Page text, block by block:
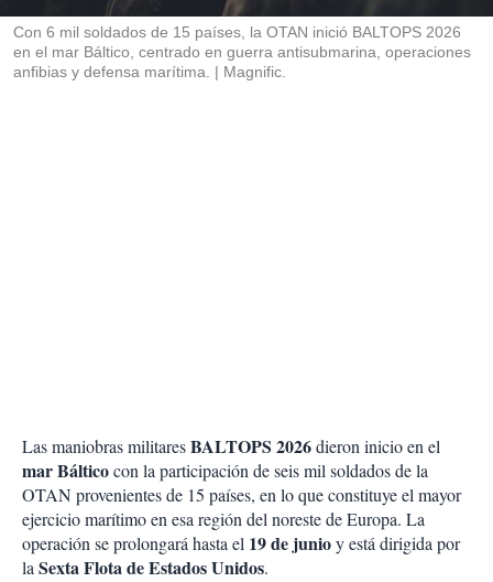
Con 6 mil soldados de 15 países, la OTAN inició BALTOPS 2026
en el mar Báltico, centrado en guerra antisubmarina, operaciones
anfibias y defensa marítima.
Magnific.
Las maniobras militaresBALTOPS 2026dieron inicio en el
mar Bálticocon la participación de seis mil soldados de la
OTAN provenientes de 15 países, en lo que constituye el mayor
ejercicio marítimo en esa región del noreste de Europa. La
operación se prolongará hasta el 19 de junioy está dirigida por
laSexta Flota de Estados Unidos.